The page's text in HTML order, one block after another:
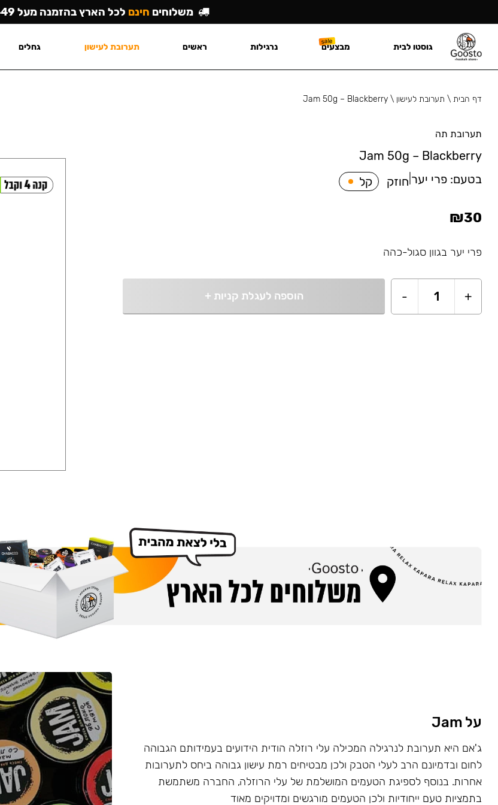
דף הבית\ תערובת לעישון \
Jam 50g – Blackberry
תערובת תה
Jam 50g – Blackberry
בטעם: פרי יער חוזק קל
₪30
פרי יער בגוון סגול-כהה
+
1
- הוספה לעגלת קניות +
על Jam
ג'אם היא תערובת לנרגילה המכילה עלי רוזלה הודית הידועים בעמידותם הגבוהה
לחום ובדמיונם הרב לעלי הטבק ולכן מבטיחים רמת עישון גבוהה ביחס לתערובות
אחרות. בנוסף לספיגת הטעמים המושלמת של עלי הרוזלה, החברה משתמשת
בתמציות טעם ייחודיות ולכן הטעמים מורגשים ומדויקים מאוד
משלוחים חינם לכל הארץ בהזמנה מעל ₪449
גוסטו לבית מבצעים נרגילות ראשים תערובת לעישון גחלים